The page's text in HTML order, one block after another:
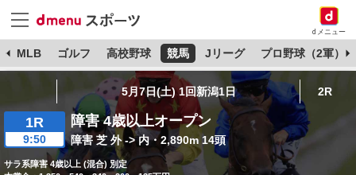
dメニュー
MLB ゴルフ 高校野球 競馬 Jリーグ プロ野球（2軍）
5月7日(土) 1回新潟1日 2R
1R
9:50
障害 4歳以上オープン
障害 芝 外 -> 内・2,890m 14頭
サラ系障害 4歳以上 (混合) 別定